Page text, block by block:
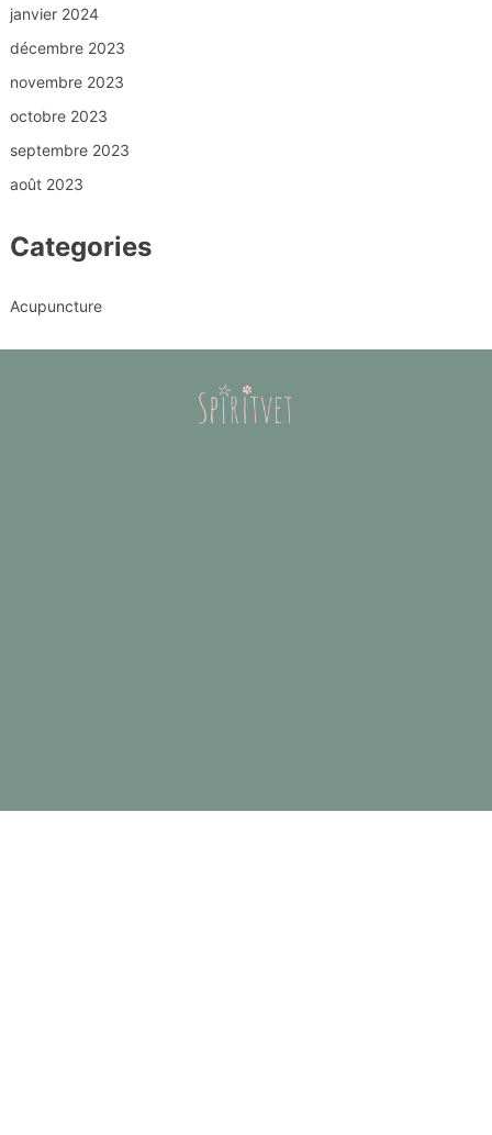
janvier 2024
décembre 2023
novembre 2023
octobre 2023
septembre 2023
août 2023
Categories
Acupuncture